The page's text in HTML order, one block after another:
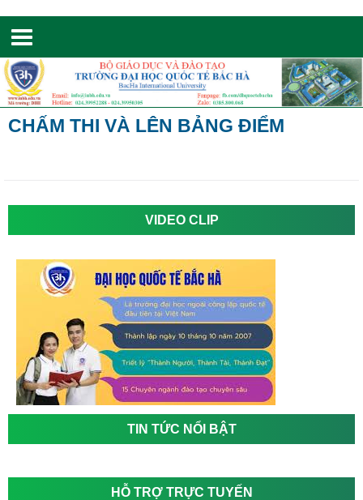
Toggle
navigation
CHẤM THI VÀ LÊN BẢNG ĐIỂM
VIDEO CLIP
TIN TỨC NỔI BẬT
HỖ TRỢ TRỰC TUYẾN